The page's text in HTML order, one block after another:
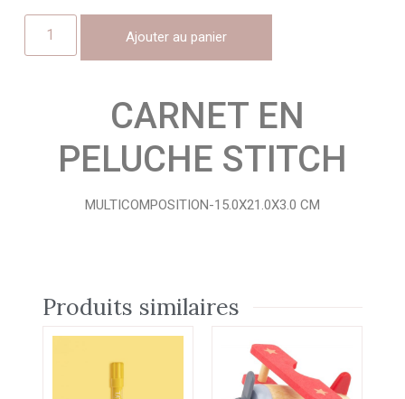
Ajouter au panier
CARNET EN
PELUCHE STITCH
MULTICOMPOSITION-15.0X21.0X3.0 CM
Produits similaires